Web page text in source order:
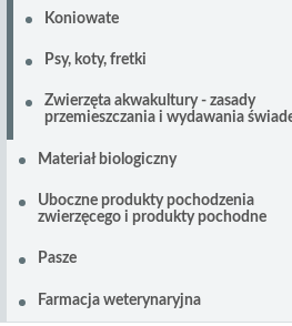
Koniowate
Psy, koty, fretki
Zwierzęta akwakultury - zasady
przemieszczania i wydawania
Materiał biologiczny
Uboczne produkty pochodzenia
zwierzęcego i produkty pochodne
Pasze
Farmacja weterynaryjna